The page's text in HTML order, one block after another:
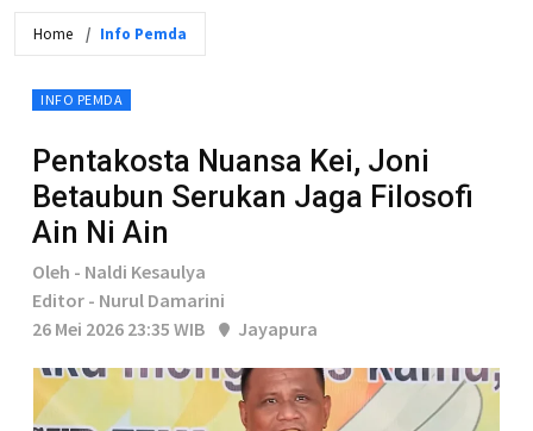
Home Info Pemda
INFO PEMDA
Pentakosta Nuansa Kei, Joni
Betaubun Serukan Jaga Filosofi
Ain Ni Ain
Oleh - Naldi Kesaulya
Editor - Nurul Damarini
26 Mei 2026 23:35 WIB
Jayapura